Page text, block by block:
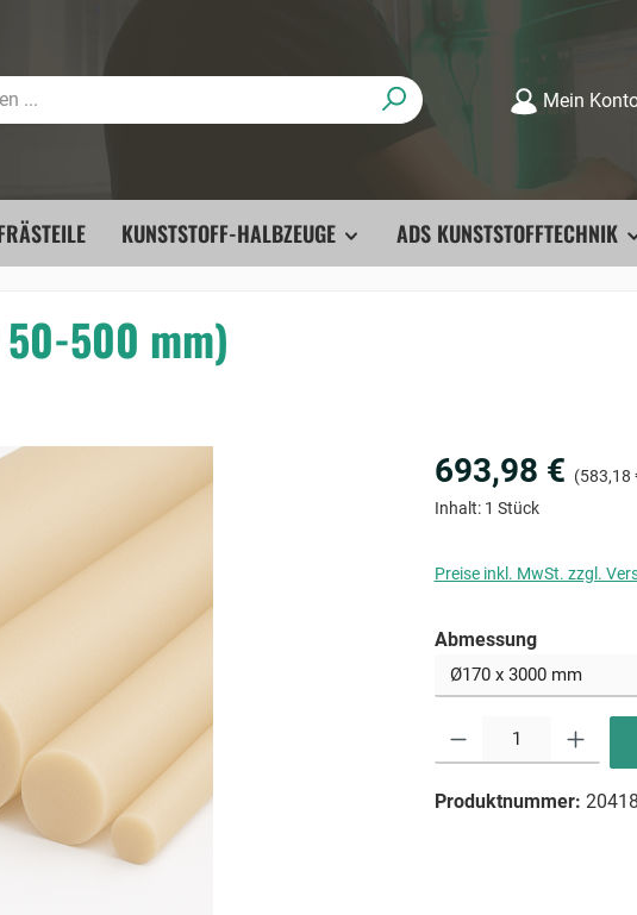
Mein
KUNSTSTOFF-HALBZEUGE ADS KUNSTSTOFFTECHNIK
500 mm)
693,98 € (583,18
Inhalt: 1 Stück
Preise inkl. MwSt. zzgl.
Abmessungauswählen
Produktnummer: